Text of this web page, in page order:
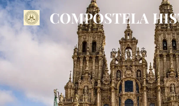
Ir
al
contenido
principal
COMPOSTELA